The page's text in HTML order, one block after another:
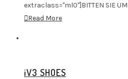
extraclass="ml0"]BITTEN SIE
Read More
iV3 SHOES